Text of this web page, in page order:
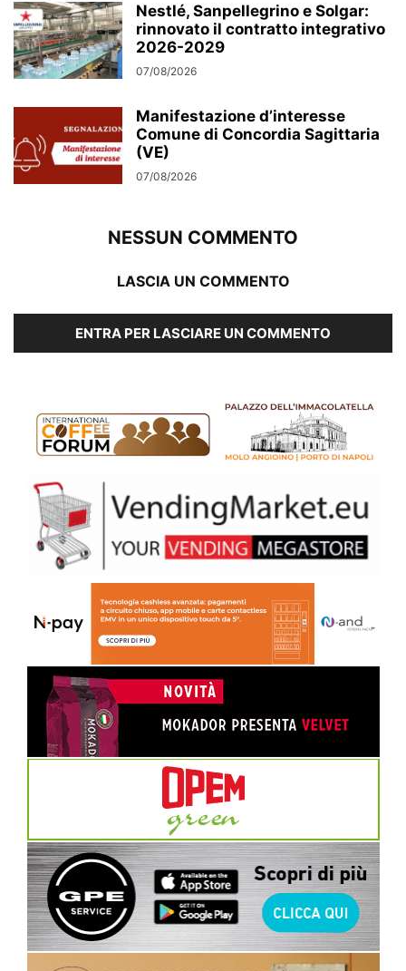
Nestlé, Sanpellegrino e Solgar:
rinnovato il contratto integrativo
2026-2029
07/08/2026
Manifestazione d’interesse
Comune di Concordia Sagittaria
(VE)
07/08/2026
NESSUN COMMENTO
LASCIA UN COMMENTO
ENTRA PER LASCIARE UN COMMENTO